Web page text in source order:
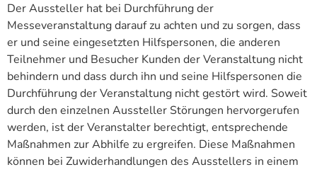
Der Aussteller hat bei Durchführung der
Messeveranstaltung darauf zu achten und zu sorgen, dass
er und seine eingesetzten Hilfspersonen, die anderen
Teilnehmer und Besucher Kunden der Veranstaltung nicht
behindern und dass durch ihn und seine Hilfspersonen die
Durchführung der Veranstaltung nicht gestört wird. Soweit
durch den einzelnen Aussteller Störungen hervorgerufen
werden, ist der Veranstalter berechtigt, entsprechende
Maßnahmen zur Abhilfe zu ergreifen. Diese Maßnahmen
können bei Zuwiderhandlungen des Ausstellers in einem